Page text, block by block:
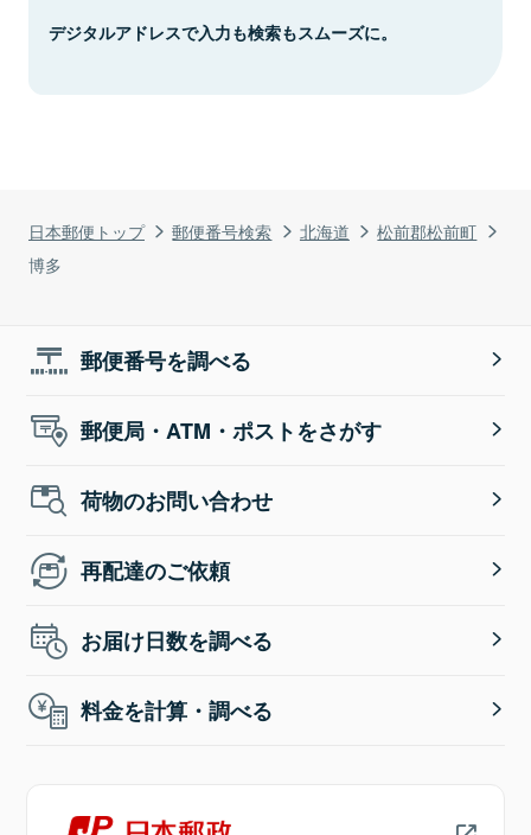
日本郵便トップ 郵便番号検索 北海道
松前郡松前町
博多
デジタルアドレスで入力も検索もスムーズに。
郵便番号を調べる
郵便局・ATM・ポストをさがす
荷物のお問い合わせ
再配達のご依頼
お届け日数を調べる
料金を計算・調べる